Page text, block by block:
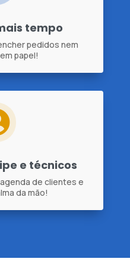
tempo
pedidos nem
papel!
e técnicos
de clientes e
da mão!